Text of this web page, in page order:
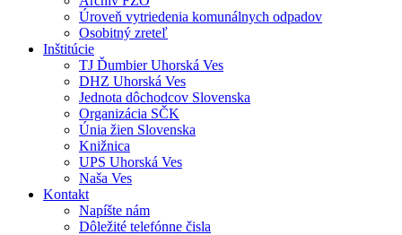
Úroveň vytriedenia komunálnych odpadov
Osobitný zreteľ
Inštitúcie
TJ Ďumbier Uhorská Ves
DHZ Uhorská Ves
Jednota dôchodcov Slovenska
Organizácia SČK
Únia žien Slovenska
Knižnica
UPS Uhorská Ves
Naša Ves
Kontakt
Napíšte nám
Dôležité telefónne čisla